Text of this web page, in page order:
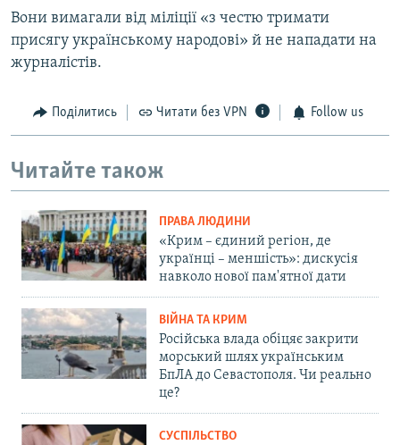
Вони вимагали від міліції «з честю тримати
присягу українському народові» й не нападати на
журналістів.
Поділитись Читати без VPN Follow us
Читайте також
ПРАВА ЛЮДИНИ
«Крим – єдиний регіон, де
українці – меншість»: дискусія
навколо нової пам'ятної дати
ВІЙНА ТА КРИМ
Російська влада обіцяє закрити
морський шлях українським
БпЛА до Севастополя. Чи реально
це?
СУСПІЛЬСТВО